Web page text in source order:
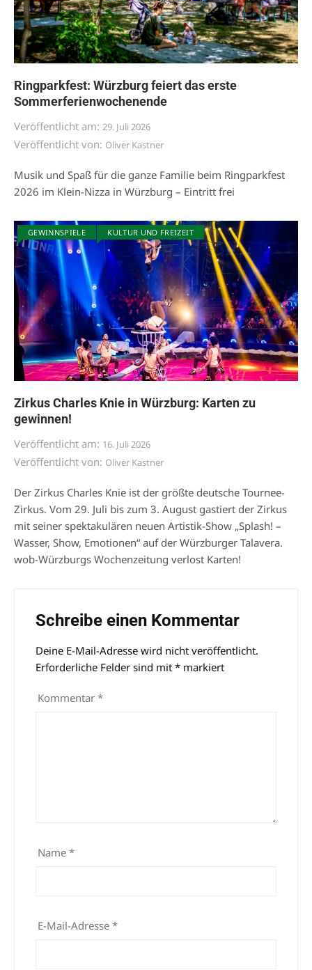
Ringparkfest: Würzburg feiert das erste
Sommerferienwochenende
Veröffentlicht am: 29. Juli 2026
Veröffentlicht von: Oliver Kastner
Musik und Spaß für die ganze Familie beim Ringparkfest
2026 im Klein-Nizza in Würzburg – Eintritt frei
GEWINNSPIELE KULTUR UND FREIZEIT
Zirkus Charles Knie in Würzburg: Karten zu
gewinnen!
Veröffentlicht am: 16. Juli 2026
Veröffentlicht von: Oliver Kastner
Der Zirkus Charles Knie ist der größte deutsche Tournee-
Zirkus. Vom 29. Juli bis zum 3. August gastiert der Zirkus
mit seiner spektakulären neuen Artistik-Show „Splash! –
Wasser, Show, Emotionen“ auf der Würzburger Talavera.
wob-Würzburgs Wochenzeitung verlost Karten!
Schreibe einen Kommentar
Deine E-Mail-Adresse wird nicht veröffentlicht.
Erforderliche Felder sind mit * markiert
Kommentar *
Name *
E-Mail-Adresse *
Alternative: